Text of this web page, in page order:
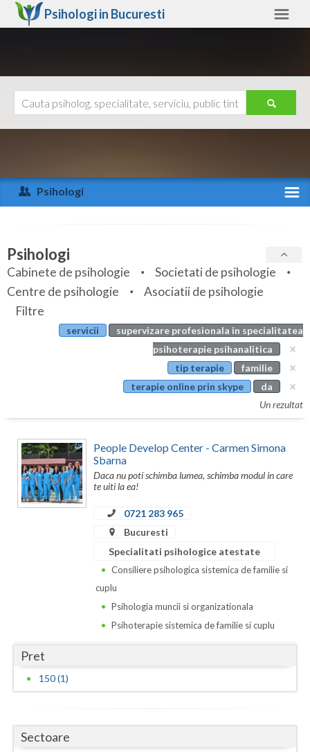
Psihologi in Bucuresti
Arad
Arges
Bihor
Bistrita-Nasaud
Botosani
Calarasi
Caras-Severin
Galati
Giurgiu
Harghita
Ajutor
Psihologi
Specialitati
Servicii
Articole
Evenimente
Psihologi
Cabinete de psihologie
Societati de psihologie
Centre de psihologie
Asociatii de psihologie
Filtre
servicii
supervizare profesionala in specialitatea
psihoterapie psihanalitica
tip terapie
familie
terapie online prin skype
da
Un rezultat
People Develop Center - Carmen Simona
Sbarna
Daca nu poti schimba lumea, schimba modul in care
te uiti la ea!
0721 283 965
Bucuresti
Specialitati psihologice atestate
Consiliere psihologica sistemica de familie si
cuplu
Psihologia muncii si organizationala
Psihoterapie sistemica de familie si cuplu
Pret
150 (1)
Sectoare